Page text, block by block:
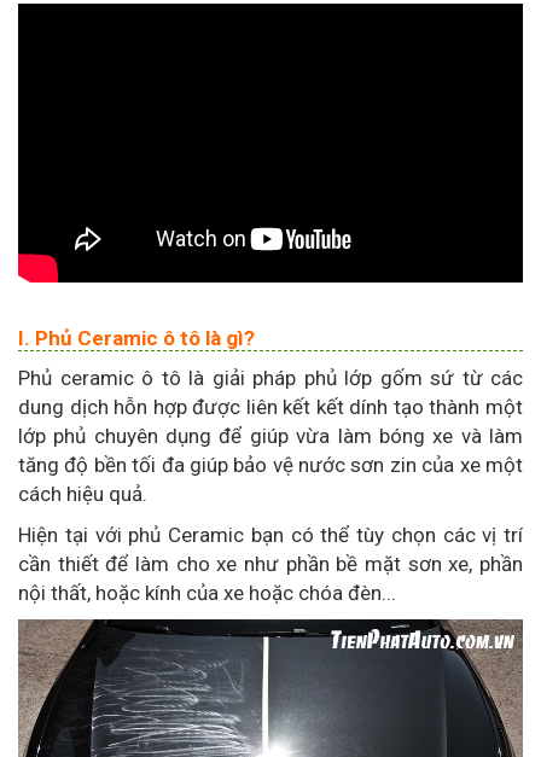
I. Phủ Ceramic ô tô là gì?
Phủ ceramic ô tô là giải pháp phủ lớp gốm sứ từ các
dung dịch hỗn hợp được liên kết kết dính tạo thành một
lớp phủ chuyên dụng để giúp vừa làm bóng xe và làm
tăng độ bền tối đa giúp bảo vệ nước sơn zin của xe một
cách hiệu quả.
Hiện tại với phủ Ceramic bạn có thể tùy chọn các vị trí
cần thiết để làm cho xe như phần bề mặt sơn xe, phần
nội thất, hoặc kính của xe hoặc chóa đèn...